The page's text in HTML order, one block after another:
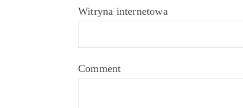
Witryna internetowa
Comment